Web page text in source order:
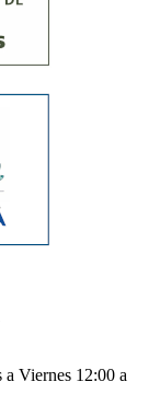
Viernes 12:00 a